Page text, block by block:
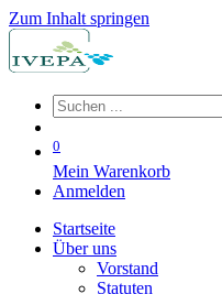
Zum Inhalt springen
0
Mein Warenkorb
Anmelden
Startseite
Über uns
Vorstand
Statuten